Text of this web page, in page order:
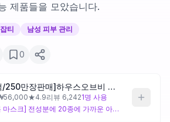
제품들을 모았습니다.
잡티 남성 피부 관리
0
[1위마스크팩/250만장판매]하우스오브비 글루타치온 페이스필름 8매
56,000★4.9리뷰 6,2421명 사용
[아미노산 필름 마스크] 전성분에 20종에 가까운 아미노산 복합체와 다양한 꽃 추출물이 독자적으로 들어 있어, 피부 컨디셔닝과 전반적인 결 정돈을 목표로 설계된 필름 제형 제품이에요. 미백 성분보다는 피부 전체 상태 개선에 방점을 둔 구성이라, 피부톤 집중 개선보다는 피부 컨디션을 올리면서 가볍게 관리하고 싶은 분께 어울리며, 8매 구성으로 꾸준히 사용하기에 적합해요.